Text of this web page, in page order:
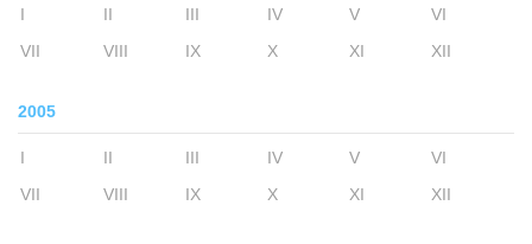
I II III IV V
VI
VII
VIII IX X XI XII
2005
I II III IV V
VI
VII
VIII IX X XI XII